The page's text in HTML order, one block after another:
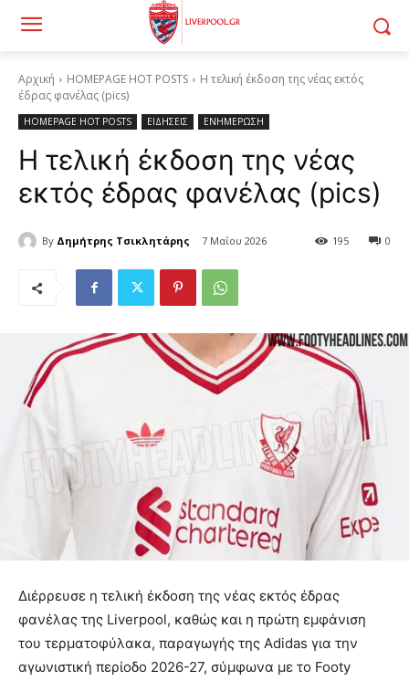
Αρχική HOMEPAGE HOT POSTS
Η τελική έκδοση της νέας εκτός
έδρας φανέλας (pics)
HOMEPAGE HOT POSTS ΕΙΔΗΣΕΙΣ ΕΝΗΜΕΡΩΣΗ
Η τελική έκδοση της νέας
εκτός έδρας φανέλας (pics)
By Δημήτρης Τσικλητάρης 7 Μαΐου 2026 0
195
Διέρρευσε η τελική έκδοση της νέας εκτός έδρας
φανέλας της Liverpool, καθώς και η πρώτη εμφάνιση
του τερματοφύλακα, παραγωγής της Adidas για την
αγωνιστική περίοδο 2026-27, σύμφωνα με το Footy